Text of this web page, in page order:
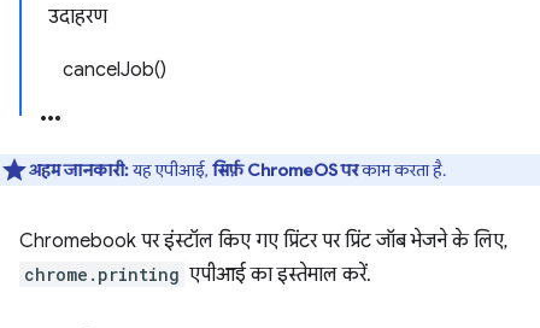
उदाहरण
cancelJob()
अहम जानकारी:यह एपीआई, सिर्फ़ ChromeOS परकाम करता है.
Chromebook पर इंस्टॉल किए गए प्रिंटर पर प्रिंट जॉब भेजने के लिए,
chrome.printing एपीआई का इस्तेमाल करें.